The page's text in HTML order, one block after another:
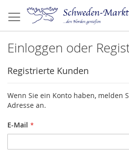
Inhalt
springen
Einloggen oder
Registrierte Kunden
Wenn Sie ein Konto haben, melden
Adresse an.
E-Mail